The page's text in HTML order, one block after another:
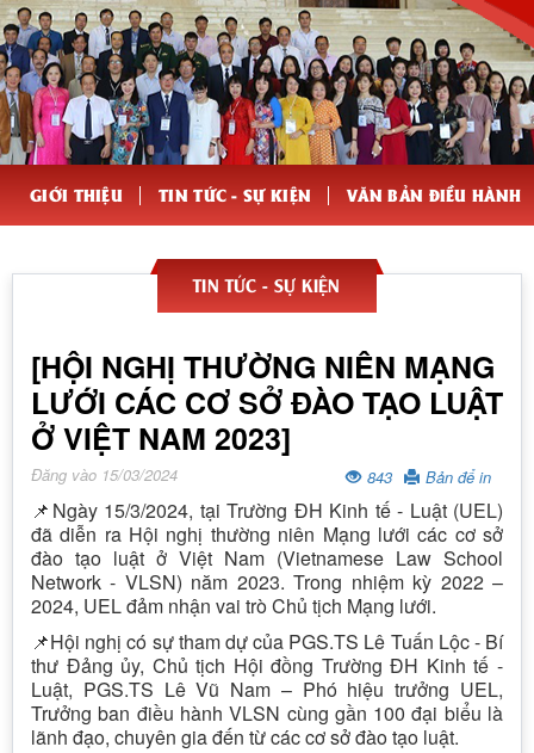
GIỚI THIỆU TIN TỨC - SỰ KIỆN VĂN BẢN ĐIỀU HÀNH
TIN TỨC - SỰ KIỆN
[HỘI NGHỊ THƯỜNG NIÊN MẠNG
LƯỚI CÁC CƠ SỞ ĐÀO TẠO LUẬT
Ở VIỆT NAM 2023]
Đăng vào 15/03/2024 843 Bản để in
📌Ngày 15/3/2024, tại Trường ĐH Kinh tế - Luật (UEL)
đã diễn ra Hội nghị thường niên Mạng lưới các cơ sở
đào tạo luật ở Việt Nam (Vietnamese Law School
Network - VLSN) năm 2023. Trong nhiệm kỳ 2022 –
2024, UEL đảm nhận vai trò Chủ tịch Mạng lưới.
📌Hội nghị có sự tham dự của PGS.TS Lê Tuấn Lộc - Bí
thư Đảng ủy, Chủ tịch Hội đồng Trường ĐH Kinh tế -
Luật, PGS.TS Lê Vũ Nam – Phó hiệu trưởng UEL,
Trưởng ban điều hành VLSN cùng gần 100 đại biểu là
lãnh đạo, chuyên gia đến từ các cơ sở đào tạo luật.